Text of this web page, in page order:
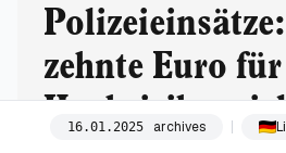
zehnte Euro für
16.01.2025 archives